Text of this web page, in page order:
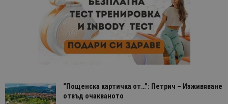
“Пощенска картичка от…”: Петрич – Изживяване
отвъд очакваното